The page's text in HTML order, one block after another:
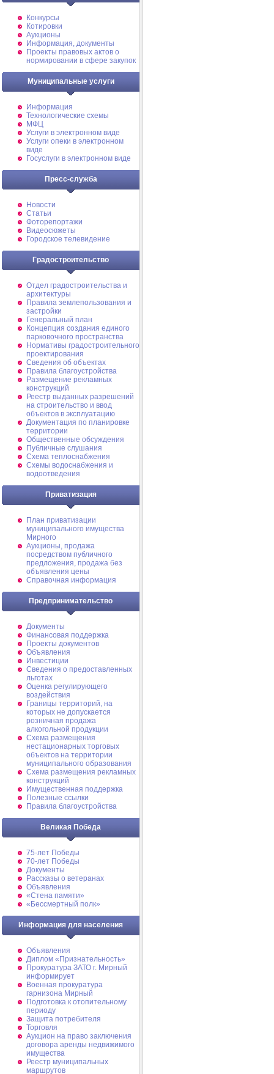
Конкурсы
Котировки
Аукционы
Информация, документы
Проекты правовых актов о
нормировании в сфере закупок
Муниципальные услуги
Информация
Технологические схемы
МФЦ
Услуги в электронном виде
Услуги опеки в электронном
виде
Госуслуги в электронном виде
Пресс-служба
Новости
Статьи
Фоторепортажи
Видеосюжеты
Городское телевидение
Градостроительство
Отдел градостроительства и
архитектуры
Правила землепользования и
застройки
Генеральный план
Концепция создания единого
парковочного пространства
Нормативы градостроительного
проектирования
Сведения об объектах
Правила благоустройства
Размещение рекламных
конструкций
Реестр выданных разрешений
на строительство и ввод
объектов в эксплуатацию
Документация по планировке
территории
Общественные обсуждения
Публичные слушания
Схема теплоснабжения
Схемы водоснабжения и
водоотведения
Приватизация
План приватизации
муниципального имущества
Мирного
Аукционы, продажа
посредством публичного
предложения, продажа без
объявления цены
Справочная информация
Предпринимательство
Документы
Финансовая поддержка
Проекты документов
Объявления
Инвестиции
Сведения о предоставленных
льготах
Оценка регулирующего
воздействия
Границы территорий, на
которых не допускается
розничная продажа
алкогольной продукции
Схема размещения
нестационарных торговых
объектов на территории
муниципального образования
Схема размещения рекламных
конструкций
Имущественная поддержка
Полезные ссылки
Правила благоустройства
Великая Победа
75-лет Победы
70-лет Победы
Документы
Рассказы о ветеранах
Объявления
«Стена памяти»
«Бессмертный полк»
Информация для населения
Объявления
Диплом «Признательность»
Прокуратура ЗАТО г. Мирный
информирует
Военная прокуратура
гарнизона Мирный
Подготовка к отопительному
периоду
Защита потребителя
Торговля
Аукцион на право заключения
договора аренды недвижимого
имущества
Реестр муниципальных
маршрутов